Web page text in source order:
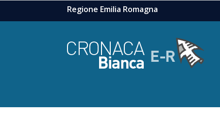
Regione Emilia Romagna